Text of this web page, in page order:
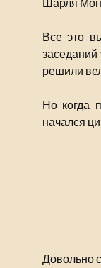
Все это
решили
Но когда
начался
Довольно